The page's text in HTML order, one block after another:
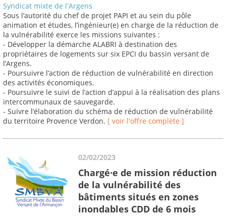
Syndicat mixte de l'Argens
Sous l’autorité du chef de projet PAPI et au sein du pôle
animation et études, l’ingénieur(e) en charge de la réduction de
la vulnérabilité exerce les missions suivantes :
- Développer la démarche ALABRI à destination des
propriétaires de logements sur six EPCI du bassin versant de
l’Argens.
- Poursuivre l’action de réduction de vulnérabilité en direction
des activités économiques.
- Poursuivre le suivi de l’action d’appui à la réalisation des plans
intercommunaux de sauvegarde.
- Suivre l’élaboration du schéma de réduction de vulnérabilité
du territoire Provence Verdon. [ voir l'offre complète ]
02/02/2023
Chargé·e de mission réduction
de la vulnérabilité des
bâtiments situés en zones
inondables CDD de 6 mois